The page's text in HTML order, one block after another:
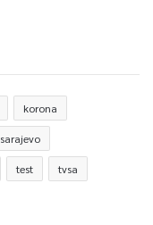
korona
sarajevo
test tvsa